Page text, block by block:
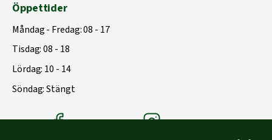
Öppettider
Måndag - Fredag: 08 - 17
Tisdag: 08 - 18
Lördag: 10 - 14
Söndag: Stängt